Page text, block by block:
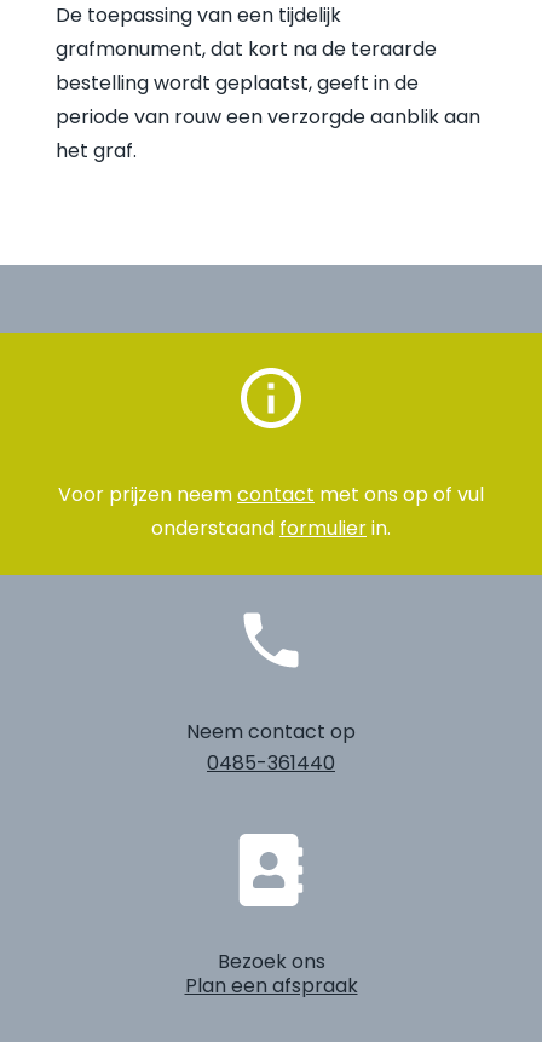
De toepassing van een tijdelijk
grafmonument, dat kort na de teraarde
bestelling wordt geplaatst, geeft in de
periode van rouw een verzorgde aanblik aan
het graf.
Voor prijzen neemcontact met ons op of vul
onderstaand formulierin.
Neem contact op
0485-361440
Bezoek ons
Plan een afspraak